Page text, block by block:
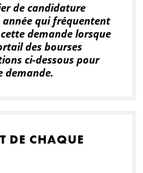
de candidature
année qui fréquentent
demande lorsque
des bourses
ci-dessous pour
demande.
DE CHAQUE